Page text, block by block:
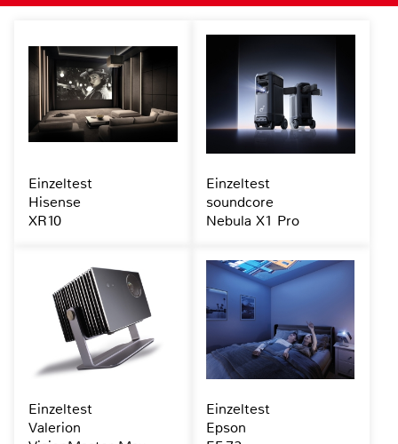
Einzeltest
Hisense
XR10
Einzeltest
soundcore
Nebula X1 Pro
Einzeltest
Valerion
Einzeltest
Epson